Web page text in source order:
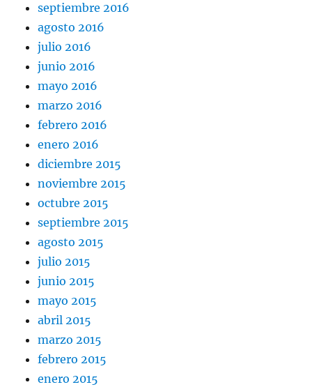
septiembre 2016
agosto 2016
julio 2016
junio 2016
mayo 2016
marzo 2016
febrero 2016
enero 2016
diciembre 2015
noviembre 2015
octubre 2015
septiembre 2015
agosto 2015
julio 2015
junio 2015
mayo 2015
abril 2015
marzo 2015
febrero 2015
enero 2015